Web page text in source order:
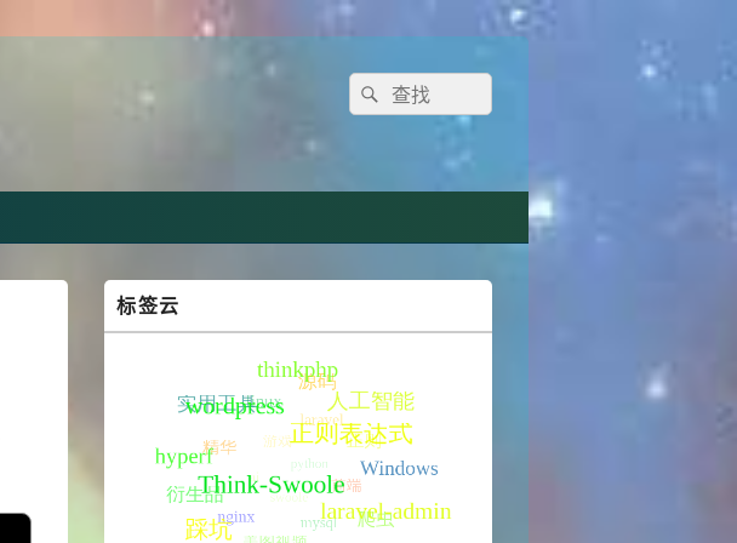
Search
for:
Search
Primary
Sidebar
Widget
标签云